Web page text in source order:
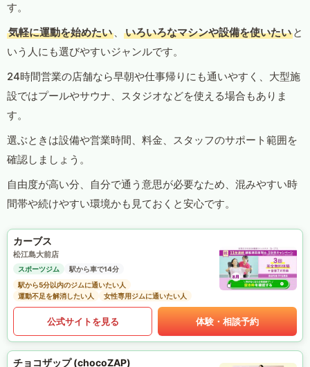
す。
気軽に運動を始めたい 、 いろいろなマシンや設備を使いたい と
いう人にも選びやすいジャンルです。
24時間営業の店舗なら早朝や仕事帰りにも通いやすく、大型施
設ではプールやサウナ、スタジオなどを使える場合もありま
す。
選ぶときは設備や営業時間、料金、スタッフのサポート範囲を
確認しましょう。
自由度が高い分、自分で通う意思が必要なため、混みやすい時
間帯や続けやすい環境かも見ておくと安心です。
カーブス
松江島大前店
スポーツジム
駅から車で14分
駅から5分以内のジムに通いたい人
運動不足を解消したい人
女性専用ジムに通いたい人
公式サイトを見る 体験・相談予約
チョコザップ (chocoZAP)